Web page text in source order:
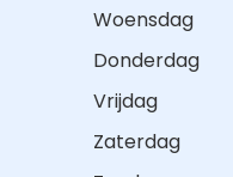
Woensdag
Donderdag
Vrijdag
Zaterdag